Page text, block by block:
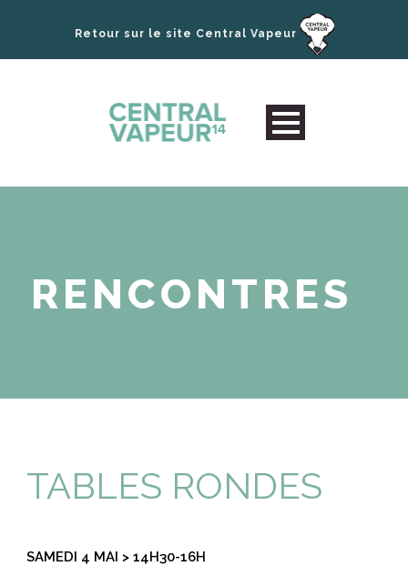
Retour sur le site Central Vapeur
RENCONTRES
TABLES RONDES
SAMEDI 4 MAI > 14H30-16H